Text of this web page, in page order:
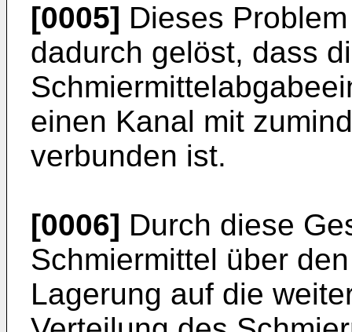
[0005] Dieses
dadurch gelöst, dass
einen Kanal mit
verbunden ist.
[0006] Durch diese
Schmiermittel über
Lagerung auf die